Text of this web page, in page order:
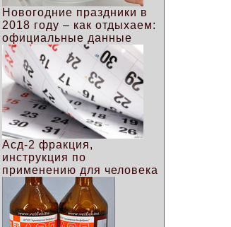
Новогодние праздники в
2018 году – как отдыхаем:
официальные данные
Асд-2 фракция,
инструкция по
применению для человека